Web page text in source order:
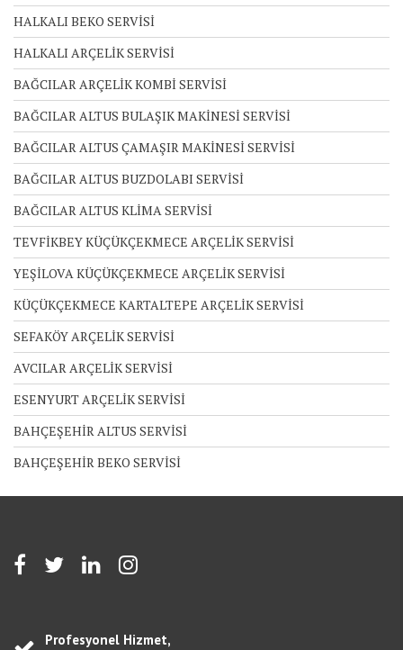
HALKALI BEKO SERVİSİ
HALKALI ARÇELİK SERVİSİ
BAĞCILAR ARÇELİK KOMBİ SERVİSİ
BAĞCILAR ALTUS BULAŞIK MAKİNESİ SERVİSİ
BAĞCILAR ALTUS ÇAMAŞIR MAKİNESİ SERVİSİ
BAĞCILAR ALTUS BUZDOLABI SERVİSİ
BAĞCILAR ALTUS KLİMA SERVİSİ
TEVFİKBEY KÜÇÜKÇEKMECE ARÇELİK SERVİSİ
YEŞİLOVA KÜÇÜKÇEKMECE ARÇELİK SERVİSİ
KÜÇÜKÇEKMECE KARTALTEPE ARÇELİK SERVİSİ
SEFAKÖY ARÇELİK SERVİSİ
AVCILAR ARÇELİK SERVİSİ
ESENYURT ARÇELİK SERVİSİ
BAHÇEŞEHİR ALTUS SERVİSİ
BAHÇEŞEHİR BEKO SERVİSİ
Profesyonel Hizmet,